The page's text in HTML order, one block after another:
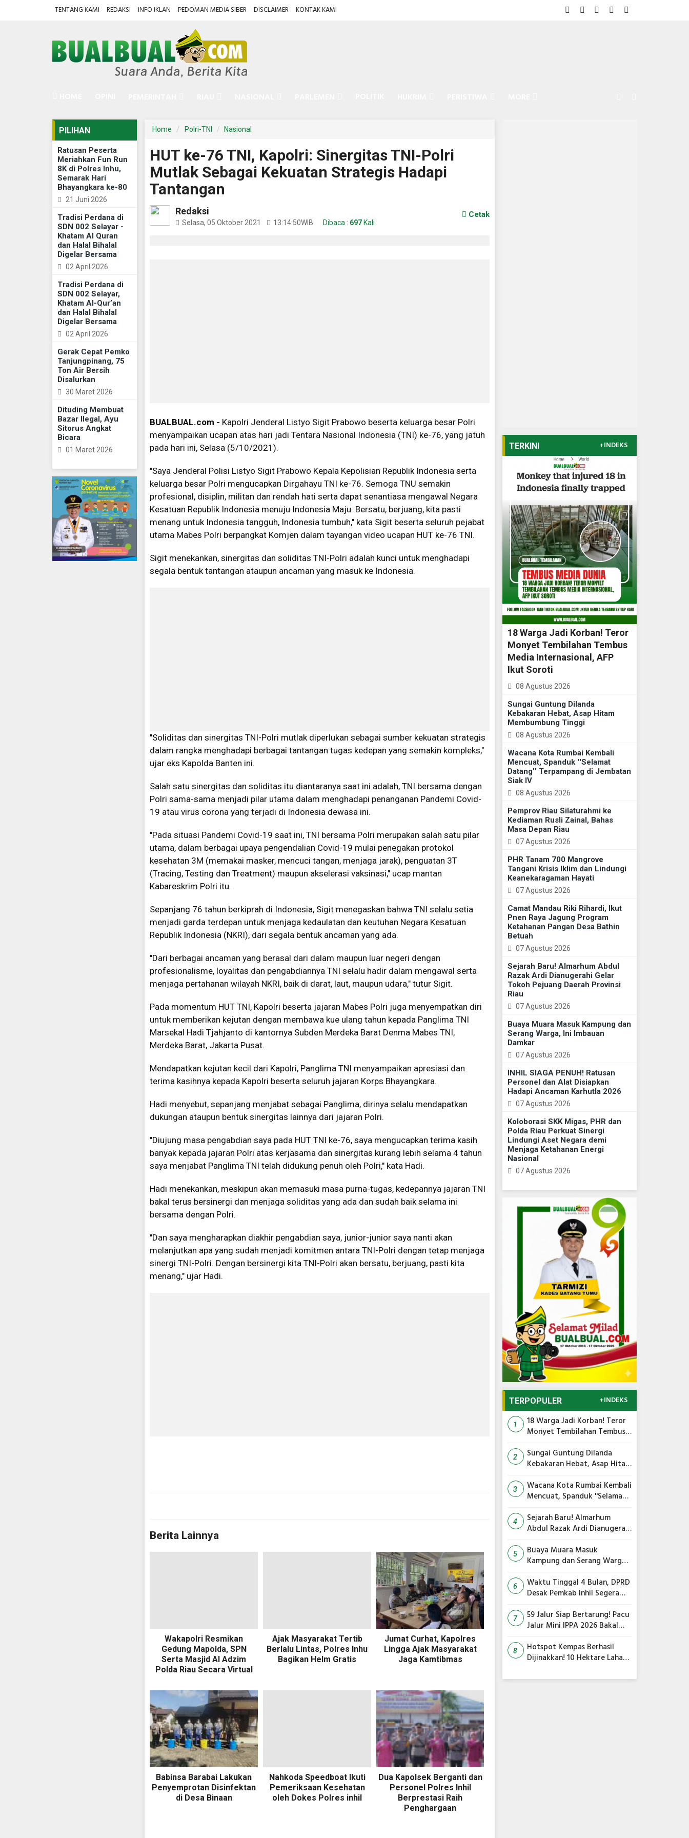
TENTANG KAMI REDAKSI INFO IKLAN PEDOMAN MEDIA SIBER DISCLAIMER KONTAK KAMI
PILIHAN
Ratusan Peserta
Meriahkan Fun Run
8K di Polres Inhu,
Semarak Hari
Bhayangkara ke-80
21 Juni 2026
Tradisi Perdana di
SDN 002 Selayar -
Khatam Al Quran
dan Halal Bihalal
Digelar Bersama
02 April 2026
Tradisi Perdana di
SDN 002 Selayar,
Khatam Al-Qur’an
dan Halal Bihalal
Digelar Bersama
02 April 2026
Gerak Cepat Pemko
Tanjungpinang, 75
Ton Air Bersih
Disalurkan
30 Maret 2026
Dituding Membuat
Bazar Ilegal, Ayu
Sitorus Angkat
Bicara
01 Maret 2026
Home Polri-TNI Nasional
HUT ke-76 TNI, Kapolri: Sinergitas TNI-Polri
Mutlak Sebagai Kekuatan Strategis Hadapi
Tantangan
Redaksi
Selasa, 05 Oktober 2021 13:14:50WIB Dibaca : 697 Kali
Cetak
BUALBUAL.com - Kapolri Jenderal Listyo Sigit Prabowo beserta keluarga besar Polri
menyampaikan ucapan atas hari jadi Tentara Nasional Indonesia (TNI) ke-76, yang jatuh
pada hari ini, Selasa (5/10/2021).
"Saya Jenderal Polisi Listyo Sigit Prabowo Kepala Kepolisian Republik Indonesia serta
keluarga besar Polri mengucapkan Dirgahayu TNI ke-76. Semoga TNU semakin
profesional, disiplin, militan dan rendah hati serta dapat senantiasa mengawal Negara
Kesatuan Republik Indonesia menuju Indonesia Maju. Bersatu, berjuang, kita pasti
menang untuk Indonesia tangguh, Indonesia tumbuh," kata Sigit beserta seluruh pejabat
utama Mabes Polri berpangkat Komjen dalam tayangan video ucapan HUT ke-76 TNI.
Sigit menekankan, sinergitas dan soliditas TNI-Polri adalah kunci untuk menghadapi
segala bentuk tantangan ataupun ancaman yang masuk ke Indonesia.
"Soliditas dan sinergitas TNI-Polri mutlak diperlukan sebagai sumber kekuatan strategis
dalam rangka menghadapi berbagai tantangan tugas kedepan yang semakin kompleks,"
ujar eks Kapolda Banten ini.
Salah satu sinergitas dan soliditas itu diantaranya saat ini adalah, TNI bersama dengan
Polri sama-sama menjadi pilar utama dalam menghadapi penanganan Pandemi Covid-
19 atau virus corona yang terjadi di Indonesia dewasa ini.
"Pada situasi Pandemi Covid-19 saat ini, TNI bersama Polri merupakan salah satu pilar
utama, dalam berbagai upaya pengendalian Covid-19 mulai penegakan protokol
kesehatan 3M (memakai masker, mencuci tangan, menjaga jarak), penguatan 3T
(Tracing, Testing dan Treatment) maupun akselerasi vaksinasi," ucap mantan
Kabareskrim Polri itu.
Sepanjang 76 tahun berkiprah di Indonesia, Sigit menegaskan bahwa TNI selalu setia
menjadi garda terdepan untuk menjaga kedaulatan dan keutuhan Negara Kesatuan
Republik Indonesia (NKRI), dari segala bentuk ancaman yang ada.
"Dari berbagai ancaman yang berasal dari dalam maupun luar negeri dengan
profesionalisme, loyalitas dan pengabdiannya TNI selalu hadir dalam mengawal serta
menjaga pertahanan wilayah NKRI, baik di darat, laut, maupun udara," tutur Sigit.
Pada momentum HUT TNI, Kapolri beserta jajaran Mabes Polri juga menyempatkan diri
untuk memberikan kejutan dengan membawa kue ulang tahun kepada Panglima TNI
Marsekal Hadi Tjahjanto di kantornya Subden Merdeka Barat Denma Mabes TNI,
Merdeka Barat, Jakarta Pusat.
Mendapatkan kejutan kecil dari Kapolri, Panglima TNI menyampaikan apresiasi dan
terima kasihnya kepada Kapolri beserta seluruh jajaran Korps Bhayangkara.
Hadi menyebut, sepanjang menjabat sebagai Panglima, dirinya selalu mendapatkan
dukungan ataupun bentuk sinergitas lainnya dari jajaran Polri.
"Diujung masa pengabdian saya pada HUT TNI ke-76, saya mengucapkan terima kasih
banyak kepada jajaran Polri atas kerjasama dan sinergitas kurang lebih selama 4 tahun
saya menjabat Panglima TNI telah didukung penuh oleh Polri," kata Hadi.
Hadi menekankan, meskipun akan memasuki masa purna-tugas, kedepannya jajaran TNI
bakal terus bersinergi dan menjaga soliditas yang ada dan sudah baik selama ini
bersama dengan Polri.
"Dan saya mengharapkan diakhir pengabdian saya, junior-junior saya nanti akan
melanjutkan apa yang sudah menjadi komitmen antara TNI-Polri dengan tetap menjaga
sinergi TNI-Polri. Dengan bersinergi kita TNI-Polri akan bersatu, berjuang, pasti kita
menang," ujar Hadi.
Berita Lainnya
Wakapolri Resmikan
Gedung Mapolda, SPN
Serta Masjid Al Adzim
Polda Riau Secara Virtual
Ajak Masyarakat Tertib
Berlalu Lintas, Polres Inhu
Bagikan Helm Gratis
Jumat Curhat, Kapolres
Lingga Ajak Masyarakat
Jaga Kamtibmas
Babinsa Barabai Lakukan
Penyemprotan Disinfektan
di Desa Binaan
Nahkoda Speedboat Ikuti
Pemeriksaan Kesehatan
oleh Dokes Polres inhil
Dua Kapolsek Berganti dan
Personel Polres Inhil
Berprestasi Raih
Penghargaan
TERKINI +INDEKS
18 Warga Jadi Korban! Teror
Monyet Tembilahan Tembus
Media Internasional, AFP
Ikut Soroti
08 Agustus 2026
Sungai Guntung Dilanda
Kebakaran Hebat, Asap Hitam
Membumbung Tinggi
08 Agustus 2026
Wacana Kota Rumbai Kembali
Mencuat, Spanduk ''Selamat
Datang'' Terpampang di Jembatan
Siak IV
08 Agustus 2026
Pemprov Riau Silaturahmi ke
Kediaman Rusli Zainal, Bahas
Masa Depan Riau
07 Agustus 2026
PHR Tanam 700 Mangrove
Tangani Krisis Iklim dan Lindungi
Keanekaragaman Hayati
07 Agustus 2026
Camat Mandau Riki Rihardi, Ikut
Pnen Raya Jagung Program
Ketahanan Pangan Desa Bathin
Betuah
07 Agustus 2026
Sejarah Baru! Almarhum Abdul
Razak Ardi Dianugerahi Gelar
Tokoh Pejuang Daerah Provinsi
Riau
07 Agustus 2026
Buaya Muara Masuk Kampung dan
Serang Warga, Ini Imbauan
Damkar
07 Agustus 2026
INHIL SIAGA PENUH! Ratusan
Personel dan Alat Disiapkan
Hadapi Ancaman Karhutla 2026
07 Agustus 2026
Koloborasi SKK Migas, PHR dan
Polda Riau Perkuat Sinergi
Lindungi Aset Negara demi
Menjaga Ketahanan Energi
Nasional
07 Agustus 2026
TERPOPULER +INDEKS
1
18 Warga Jadi Korban! Teror
Monyet Tembilahan Tembus
Soroti
2
Sungai Guntung Dilanda
Kebakaran Hebat, Asap Hitam
3
Wacana Kota Rumbai Kembali
Mencuat, Spanduk ''Selamat
Jembatan Siak IV
4
Sejarah Baru! Almarhum
Abdul Razak Ardi Dianugerahi
Provinsi Riau
5
Buaya Muara Masuk
Kampung dan Serang Warga,
6
Waktu Tinggal 4 Bulan, DPRD
Desak Pemkab Inhil Segera
7
59 Jalur Siap Bertarung! Pacu
Jalur Mini IPPA 2026 Bakal
8
Hotspot Kempas Berhasil
Dijinakkan! 10 Hektare Lahan
Inhil Pimpin Langsung